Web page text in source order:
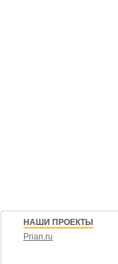
НАШИ ПРОЕКТЫ
Prian.ru